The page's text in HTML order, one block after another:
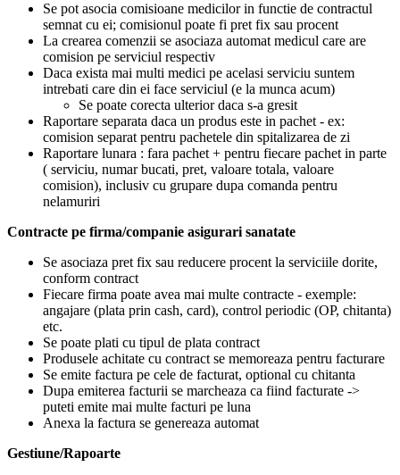
Se pot asocia comisioane medicilor in functie de contractul
semnat cu ei; comisionul poate fi pret fix sau procent
La crearea comenzii se asociaza automat medicul care are
comision pe serviciul respectiv
Daca exista mai multi medici pe acelasi serviciu suntem
intrebati care din ei face serviciul (e la munca acum)
Se poate corecta ulterior daca s-a gresit
Raportare separata daca un produs este in pachet - ex:
comision separat pentru pachetele din spitalizarea de zi
Raportare lunara : fara pachet + pentru fiecare pachet in parte
( serviciu, numar bucati, pret, valoare totala, valoare
comision), inclusiv cu grupare dupa comanda pentru
nelamuriri
Contracte pe firma/companie asigurari sanatate
Se asociaza pret fix sau reducere procent la serviciile dorite,
conform contract
Fiecare firma poate avea mai multe contracte - exemple:
angajare (plata prin cash, card), control periodic (OP, chitanta)
etc.
Se poate plati cu tipul de plata contract
Produsele achitate cu contract se memoreaza pentru facturare
Se emite factura pe cele de facturat, optional cu chitanta
Dupa emiterea facturii se marcheaza ca fiind facturate ->
puteti emite mai multe facturi pe luna
Anexa la factura se genereaza automat
Gestiune/Rapoarte